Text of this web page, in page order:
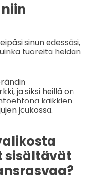
sinun edessäsi,
tuoreita heidän
ja siksi heillä on
kaikkien
joukossa.
sisältävät